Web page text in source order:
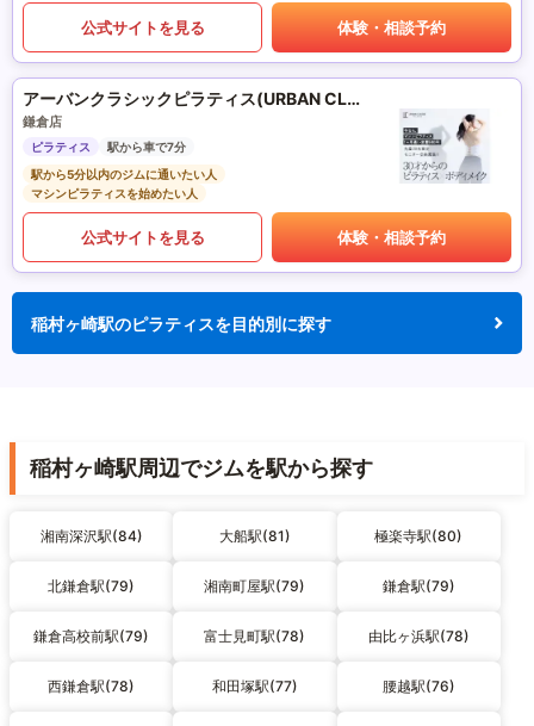
公式サイトを見る 体験・相談予約
アーバンクラシックピラティス(URBAN CLASSIC PILATES)
鎌倉店
ピラティス
駅から車で7分
駅から5分以内のジムに通いたい人
マシンピラティスを始めたい人
公式サイトを見る 体験・相談予約
稲村ヶ崎駅のピラティスを目的別に探す
稲村ヶ崎駅周辺でジムを駅から探す
湘南深沢駅(84) 大船駅(81) 極楽寺駅(80)
北鎌倉駅(79) 湘南町屋駅(79) 鎌倉駅(79)
鎌倉高校前駅(79) 富士見町駅(78) 由比ヶ浜駅(78)
西鎌倉駅(78) 和田塚駅(77) 腰越駅(76)